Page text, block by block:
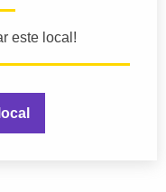
este local!